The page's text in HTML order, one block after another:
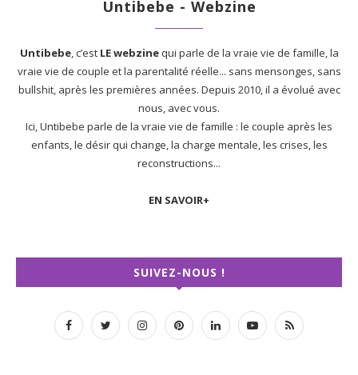
Untibebe - Webzine
Untibebe, c’est LE webzinequi parle de la vraie vie de famille, la
vraie vie de couple et la parentalité réelle... sans mensonges, sans
bullshit, après les premières années. Depuis 2010, il a évolué avec
nous, avec vous.
Ici, Untibebe parle de la vraie vie de famille : le couple après les
enfants, le désir qui change, la charge mentale, les crises, les
reconstructions...
EN SAVOIR+
SUIVEZ-NOUS !